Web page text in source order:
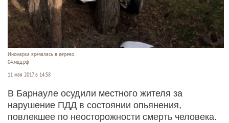
Иномарка врезалась в дерево.
04.мвд.рф
11 мая 2017 в 14:58
В Барнауле осудили местного жителя за
нарушение ПДД в состоянии опьянения,
повлекшее по неосторожности смерть человека.